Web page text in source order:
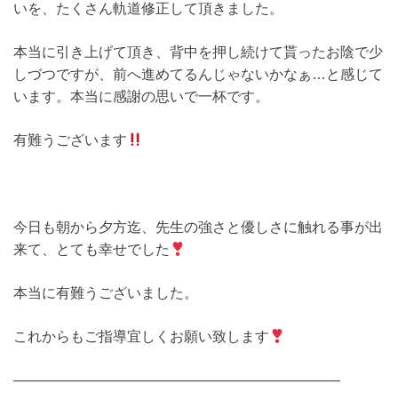
いを、たくさん軌道修正して頂きました。
本当に引き上げて頂き、背中を押し続けて貰ったお陰で少
しづつですが、前へ進めてるんじゃないかなぁ…と感じて
います。本当に感謝の思いで一杯です。
有難うございます
今日も朝から夕方迄、先生の強さと優しさに触れる事が出
来て、とても幸せでした
本当に有難うございました。
これからもご指導宜しくお願い致します
———————————————————————